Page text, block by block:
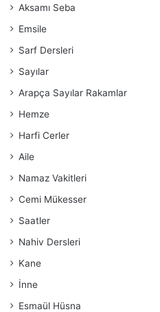
Aksamı Seba
Emsile
Sarf Dersleri
Sayılar
Arapça Sayılar Rakamlar
Hemze
Harfi Cerler
Aile
Namaz Vakitleri
Cemi Mükesser
Saatler
Nahiv Dersleri
Kane
İnne
Esmaül Hüsna